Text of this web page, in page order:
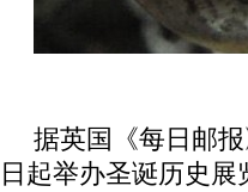
据英国《每日邮
日起举办圣诞历史